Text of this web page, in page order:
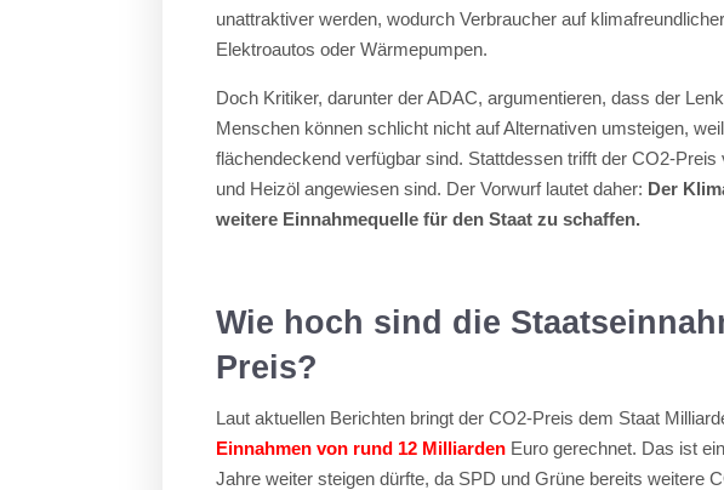
unattraktiver werden, wodurch Verbraucher auf
Elektroautos oder Wärmepumpen.
Doch Kritiker, darunter der ADAC, argumentieren, dass der
Menschen können schlicht nicht auf Alternativen umsteigen,
flächendeckend verfügbar sind. Stattdessen trifft der CO2-
und Heizöl angewiesen sind. Der Vorwurf lautet daher: Der
weitere Einnahmequelle für den Staat zu schaffen.
Wie hoch sind die
Preis?
Laut aktuellen Berichten bringt der CO2-Preis dem Staat
Einnahmen von rund 12 Milliarden Euro gerechnet. Das ist
Jahre weiter steigen dürfte, da SPD und Grüne bereits weitere